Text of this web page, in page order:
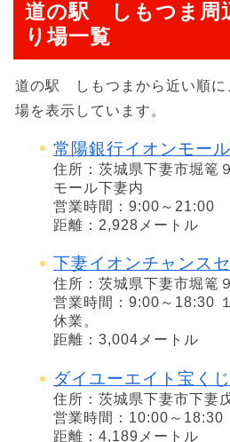
道の駅 しもつま周
り場一覧
道の駅 しもつまから近い順に
場を表示しています。
常陽銀行イオンモー
住所：茨城県下妻市堀篭
モール下妻内
営業時間：9:00～21:00
距離：2,928メートル
下妻イオンチャンス
住所：茨城県下妻市堀篭
営業時間：9:00～18:30
休業。
距離：3,004メートル
ダイユーエイト宝く
住所：茨城県下妻市下妻
営業時間：10:00～18:30
距離：4,189メートル